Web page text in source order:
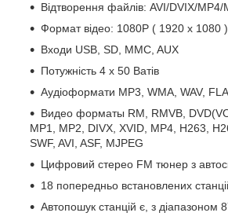
Відтворення файлів: AVI/DVIX/
Формат відео: 1080P ( 1920 x 1080 )
Входи USB, SD, MMC, AUX
Потужність 4 x 50 Ватів
Аудіоформати MP3, WMA, WAV,
Видео форматы RM, RMVB,
MP1, MP2, DIVX, XVID, MP4, H263,
SWF, AVI, ASF, MJPEG
Цифровий стерео FM тюнер з
18 попередньо встановлених
Автопошук станцій є, з діапазоном